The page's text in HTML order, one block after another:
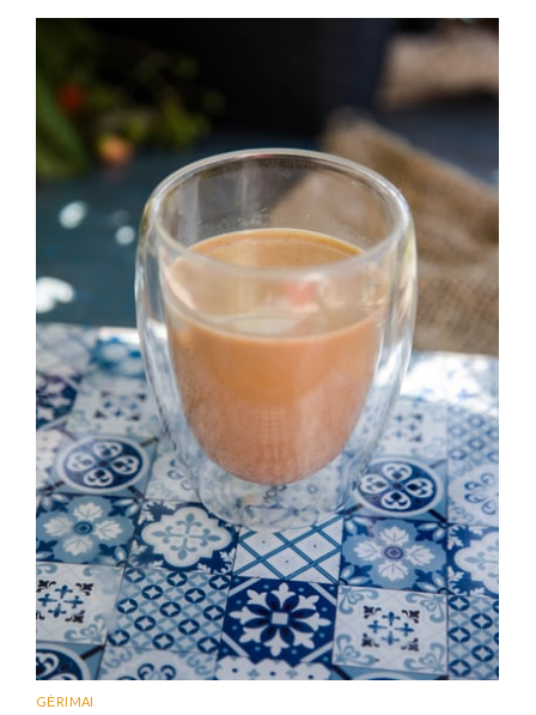
GĖRIMAI